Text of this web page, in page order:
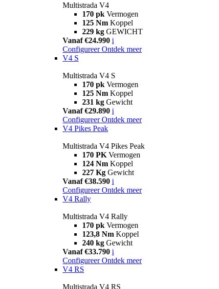
Multistrada V4
170 pk Vermogen
125 Nm Koppel
229 kg GEWICHT
Vanaf €24.990 i
Configureer Ontdek meer
V4 S
Multistrada V4 S
170 pk Vermogen
125 Nm Koppel
231 kg Gewicht
Vanaf €29.890 i
Configureer Ontdek meer
V4 Pikes Peak
Multistrada V4 Pikes Peak
170 PK Vermogen
124 Nm Koppel
227 Kg Gewicht
Vanaf €38.590 i
Configureer Ontdek meer
V4 Rally
Multistrada V4 Rally
170 pk Vermogen
123,8 Nm Koppel
240 kg Gewicht
Vanaf €33.790 i
Configureer Ontdek meer
V4 RS
Multistrada V4 RS